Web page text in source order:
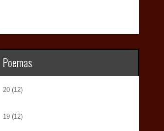
Poemas
20 (12)
19 (12)